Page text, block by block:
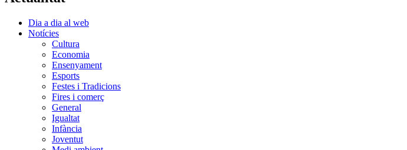
Dia a dia al web
Notícies
Cultura
Economia
Ensenyament
Esports
Festes i Tradicions
Fires i comerç
General
Igualtat
Infància
Joventut